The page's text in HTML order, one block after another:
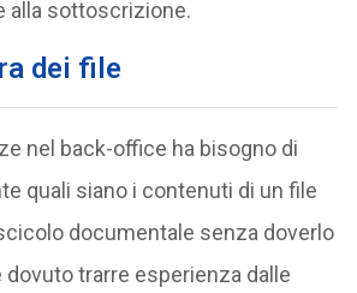
alla sottoscrizione.
dei file
nel back-office ha bisogno di
quali siano i contenuti di un file
documentale senza doverlo
dovuto trarre esperienza dalle